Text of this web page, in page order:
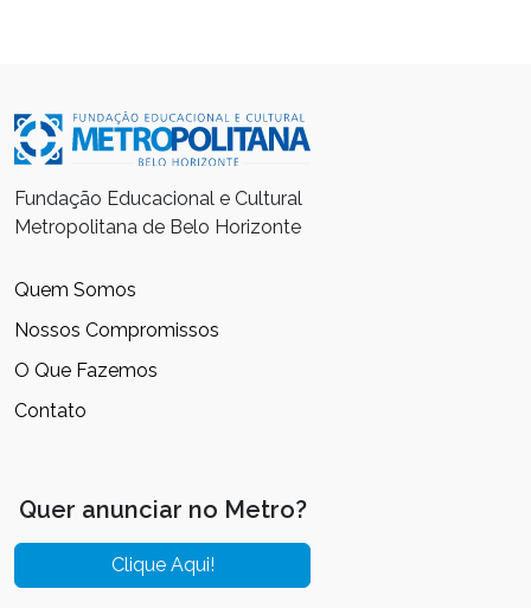
Fundação Educacional e Cultural
Metropolitana de Belo Horizonte
Quem Somos
Nossos Compromissos
O Que Fazemos
Contato
Quer anunciar no Metro?
Clique Aqui!